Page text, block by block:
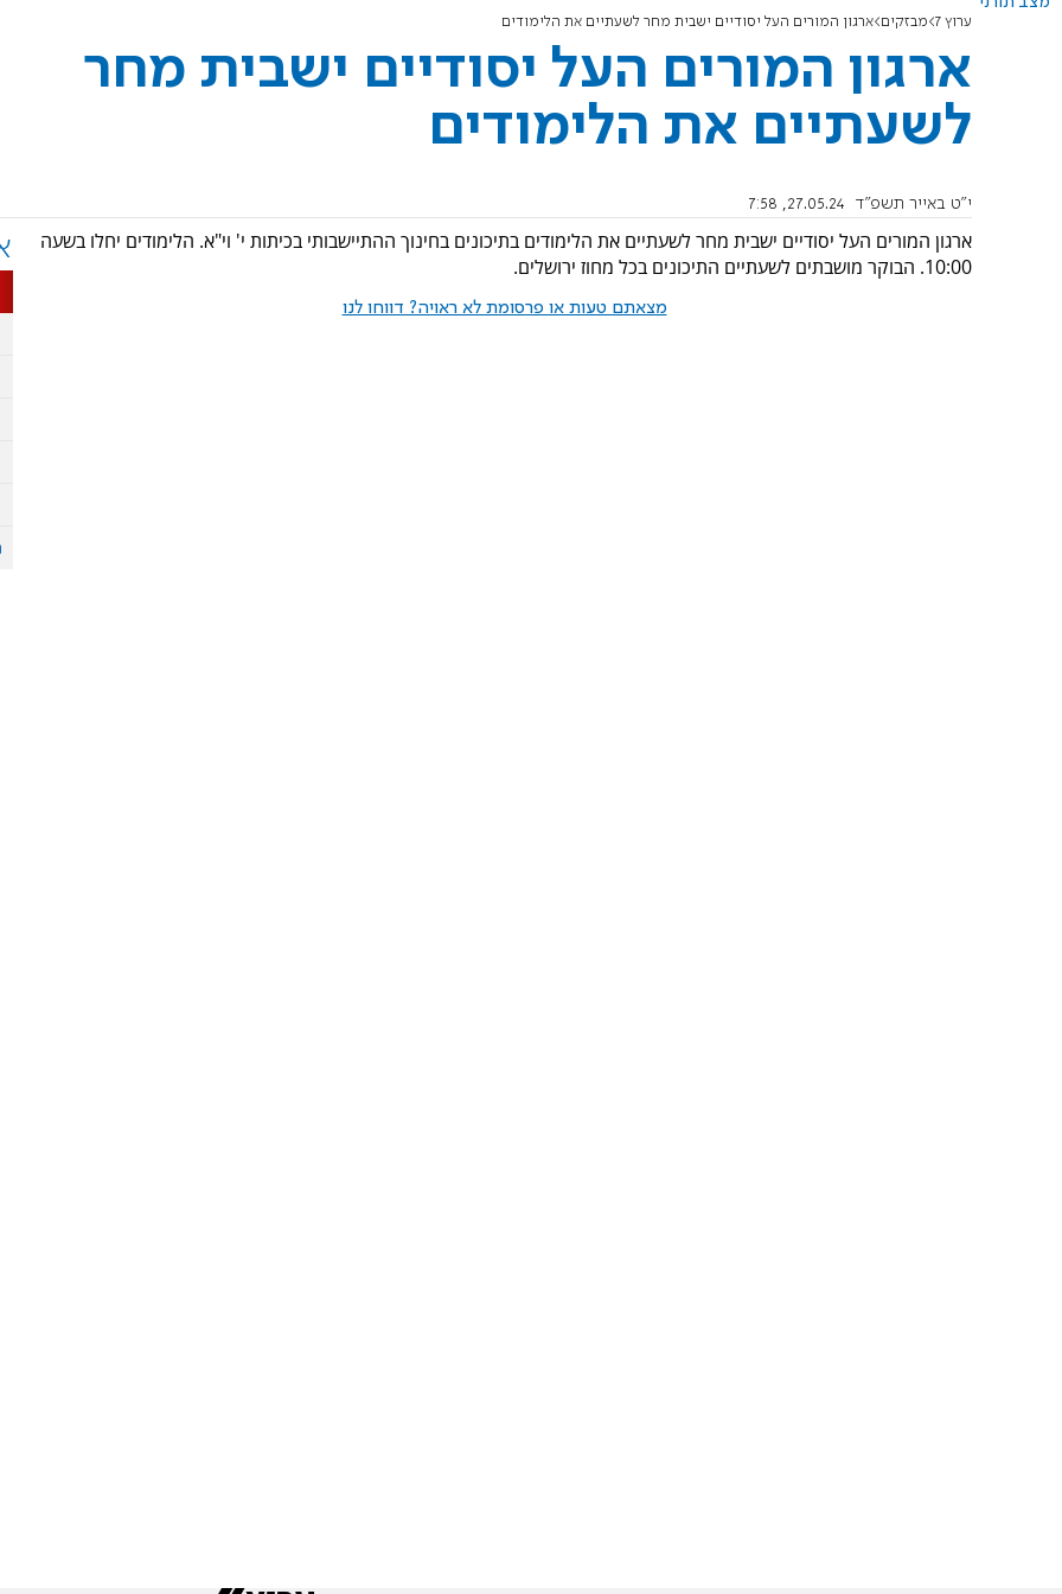
ערוץ 7 מבזקים ארגון המורים העל יסודיים ישבית מחר לשעתיים את הלימודים
ארגון המורים העל יסודיים ישבית מחר
לשעתיים את הלימודים
י"ט באייר תשפ"ד 27.05.24, 7:58
ארגון המורים העל יסודיים ישבית מחר לשעתיים את הלימודים בתיכונים בחינוך ההתיישבותי בכיתות י' וי"א. הלימודים יחלו בשעה
10:00. הבוקר מושבתים לשעתיים התיכונים בכל מחוז ירושלים.
מצאתם טעות או פרסומת לא ראויה? דווחו לנו